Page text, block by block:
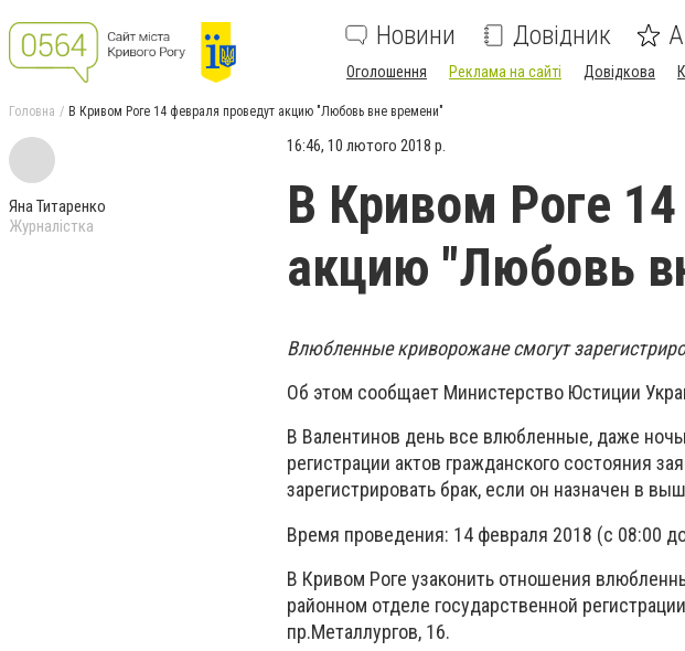
Новини Довідник
Оголошення Реклама на сайті Довідкова
Головна В Кривом Роге 14 февраля проведут акцию "Любовь вне времени"
Яна Титаренко
Журналістка
16:46, 10 лютого 2018 р.
В Кривом Роге
акцию "Любовь
Влюбленные криворожане смогут
Об этом сообщает Министерство Юстиции
В Валентинов день все влюбленные, даже
регистрации актов гражданского состояния
зарегистрировать брак, если он назначен в
Время проведения: 14 февраля 2018 (с 08:00
В Кривом Роге узаконить отношения
районном отделе государственной
пр.Металлургов, 16.